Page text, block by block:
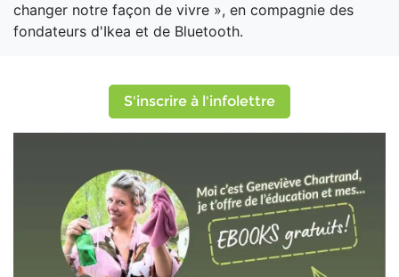
changer notre façon de vivre », en compagnie des
fondateurs d'Ikea et de Bluetooth.
S'inscrire à l'infolettre